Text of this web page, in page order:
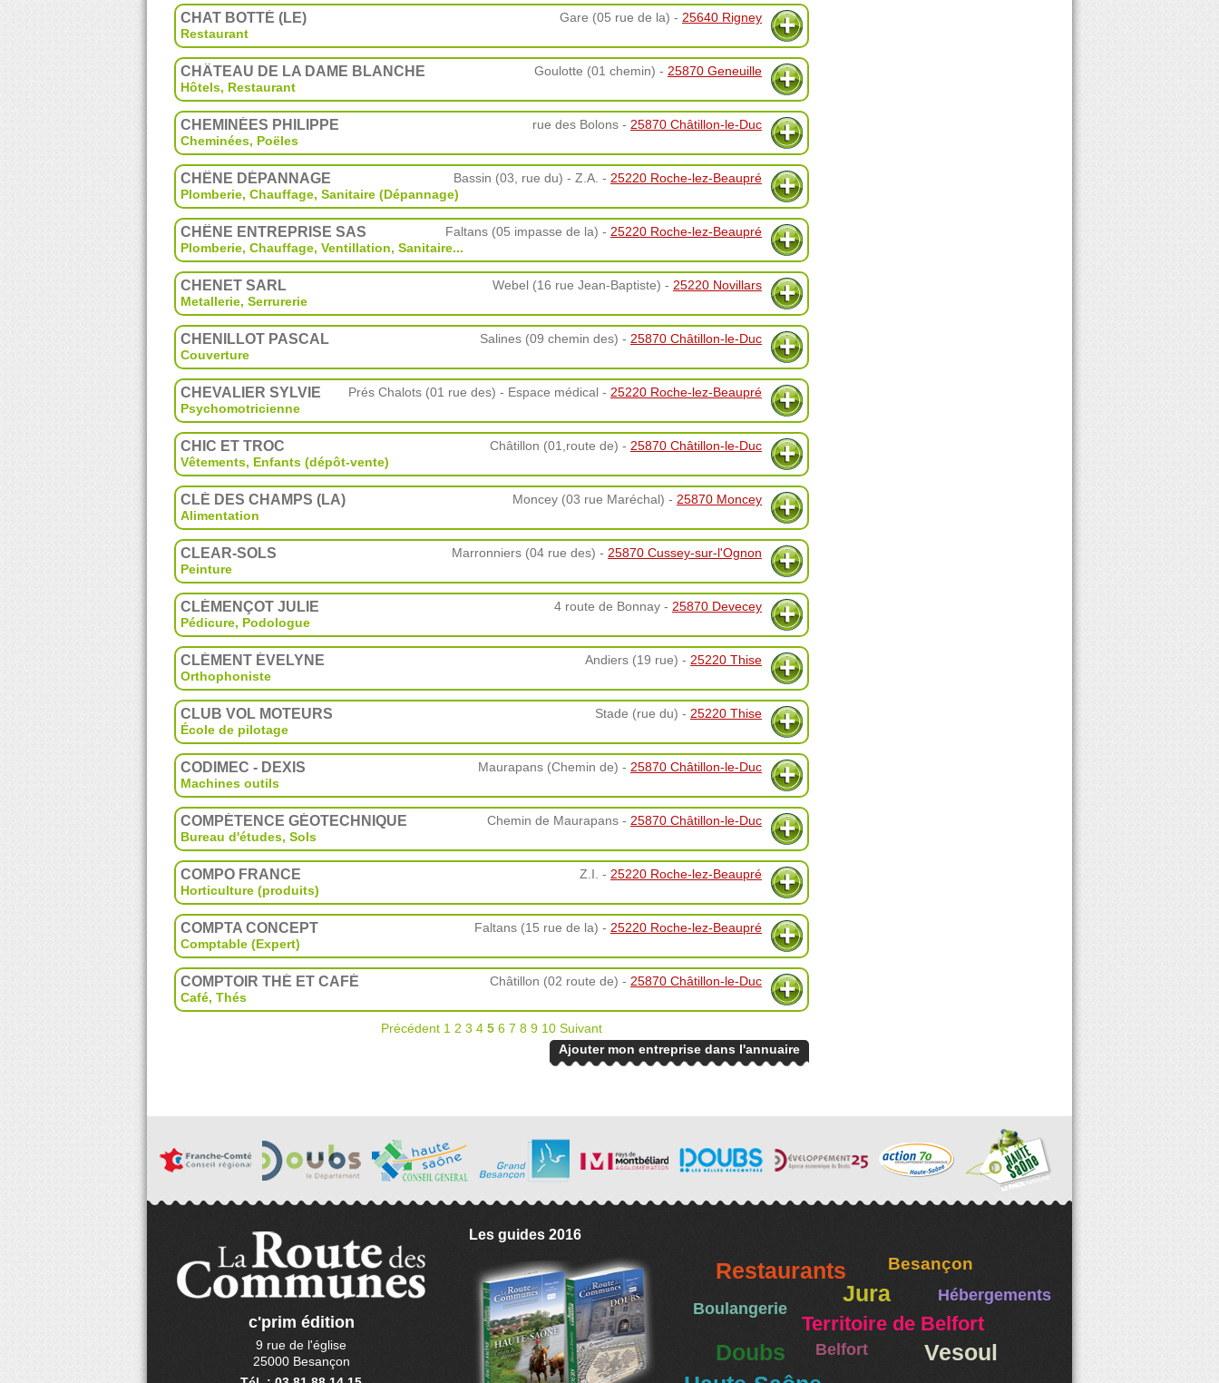
CHAT BOTTÉ (LE) Gare (05 rue de la) - 25640 Rigney
Restaurant
CHÂTEAU DE LA DAME BLANCHE Goulotte (01 chemin) - 25870 Geneuille
Hôtels, Restaurant
CHEMINÉES PHILIPPE rue des Bolons - 25870 Châtillon-le-Duc
Cheminées, Poëles
CHÊNE DÉPANNAGE Bassin (03, rue du) - Z.A. - 25220 Roche-lez-Beaupré
Plomberie, Chauffage, Sanitaire (Dépannage)
CHÊNE ENTREPRISE SAS Faltans (05 impasse de la) - 25220 Roche-lez-Beaupré
Plomberie, Chauffage, Ventillation, Sanitaire...
CHENET SARL Webel (16 rue Jean-Baptiste) - 25220 Novillars
Metallerie, Serrurerie
CHENILLOT PASCAL Salines (09 chemin des) - 25870 Châtillon-le-Duc
Couverture
CHEVALIER SYLVIE Prés Chalots (01 rue des) - Espace médical - 25220 Roche-lez-Beaupré
Psychomotricienne
CHIC ET TROC Châtillon (01,route de) - 25870 Châtillon-le-Duc
Vêtements, Enfants (dépôt-vente)
CLÉ DES CHAMPS (LA) Moncey (03 rue Maréchal) - 25870 Moncey
Alimentation
CLEAR-SOLS Marronniers (04 rue des) - 25870 Cussey-sur-l'Ognon
Peinture
CLÉMENÇOT JULIE 4 route de Bonnay - 25870 Devecey
Pédicure, Podologue
CLÉMENT ÉVELYNE Andiers (19 rue) - 25220 Thise
Orthophoniste
CLUB VOL MOTEURS Stade (rue du) - 25220 Thise
École de pilotage
CODIMEC - DEXIS Maurapans (Chemin de) - 25870 Châtillon-le-Duc
Machines outils
COMPÉTENCE GÉOTECHNIQUE Chemin de Maurapans - 25870 Châtillon-le-Duc
Bureau d'études, Sols
COMPO FRANCE Z.I. - 25220 Roche-lez-Beaupré
Horticulture (produits)
COMPTA CONCEPT Faltans (15 rue de la) - 25220 Roche-lez-Beaupré
Comptable (Expert)
COMPTOIR THÉ ET CAFÉ Châtillon (02 route de) - 25870 Châtillon-le-Duc
Café, Thés
Précédent 1 2 3 4 5 6 7 8 9 10 Suivant
Ajouter mon entreprise dans l'annuaire
c'prim édition
9 rue de l'église
25000 Besançon
Les guides 2016
Restaurants Besançon
Jura Hébergements
Boulangerie
Territoire de Belfort
Doubs Belfort
Vesoul